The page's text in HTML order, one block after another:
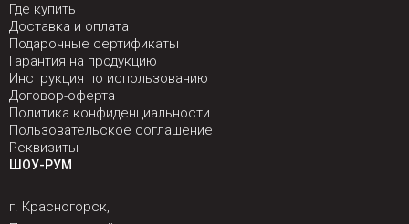
Где купить
Доставка и оплата
Подарочные сертификаты
Гарантия на продукцию
Инструкция по использованию
Договор-оферта
Политика конфиденциальности
Пользовательское соглашение
Реквизиты
ШОУ-РУМ
г. Красногорск,